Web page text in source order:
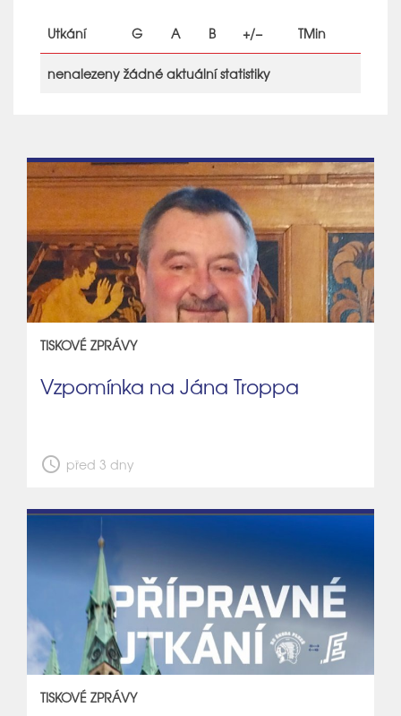
Utkání G A B +/− TMin
nenalezeny žádné aktuální statistiky
TISKOVÉ ZPRÁVY
Vzpomínka na Jána Troppa
schedule před 3 dny
TISKOVÉ ZPRÁVY